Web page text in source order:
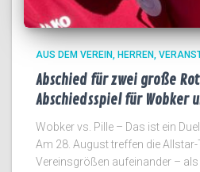
AUS DEM VEREIN HERREN
Abschied für zwei große
Abschiedsspiel für Wobker
Wobker vs. Pille – Das ist ein
Am 28. August treffen die
Vereinsgrößen aufeinander –